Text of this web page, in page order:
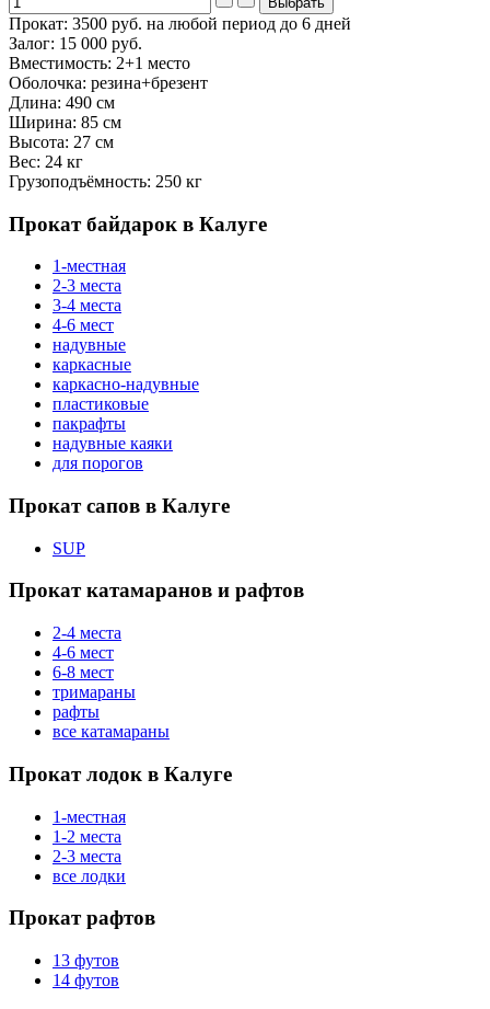
Прокат: 3500 руб. на любой период до 6 дней
Залог: 15 000 руб.
Вместимость: 2+1 место
Оболочка: резина+брезент
Длина: 490 см
Ширина: 85 см
Высота: 27 см
Вес: 24 кг
Грузоподъёмность: 250 кг
Прокат байдарок в Калуге
1-местная
2-3 места
3-4 места
4-6 мест
надувные
каркасные
каркасно-надувные
пластиковые
пакрафты
надувные каяки
для порогов
Прокат сапов в Калуге
SUP
Прокат катамаранов и рафтов
2-4 места
4-6 мест
6-8 мест
тримараны
рафты
все катамараны
Прокат лодок в Калуге
1-местная
1-2 места
2-3 места
все лодки
Прокат рафтов
13 футов
14 футов